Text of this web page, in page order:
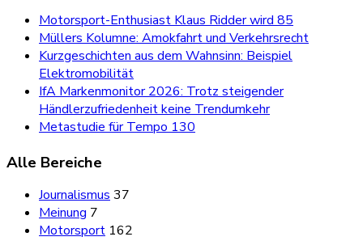
Motorsport-Enthusiast Klaus Ridder wird 85
Müllers Kolumne: Amokfahrt und Verkehrsrecht
Kurzgeschichten aus dem Wahnsinn: Beispiel
Elektromobilität
IfA Markenmonitor 2026: Trotz steigender
Händlerzufriedenheit keine Trendumkehr
Metastudie für Tempo 130
Alle Bereiche
Journalismus 37
Meinung 7
Motorsport 162